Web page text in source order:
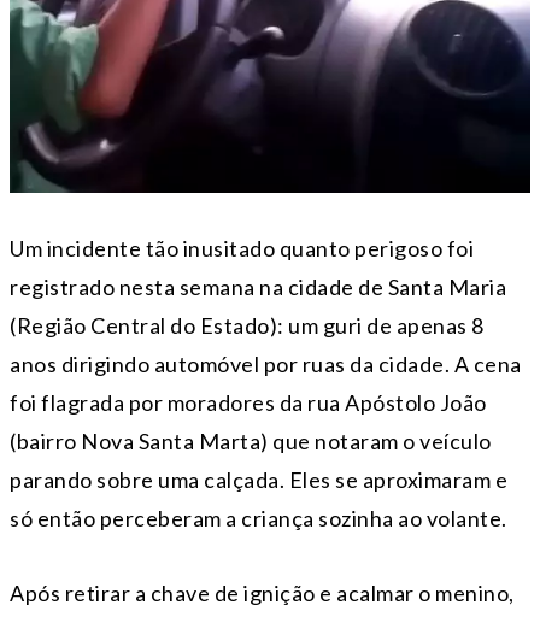
Um incidente tão inusitado quanto perigoso foi
registrado nesta semana na cidade de Santa Maria
(Região Central do Estado): um guri de apenas 8
anos dirigindo automóvel por ruas da cidade. A cena
foi flagrada por moradores da rua Apóstolo João
(bairro Nova Santa Marta) que notaram o veículo
parando sobre uma calçada. Eles se aproximaram e
só então perceberam a criança sozinha ao volante.
Após retirar a chave de ignição e acalmar o menino,